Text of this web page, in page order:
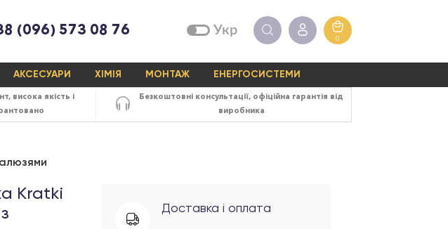
(096) 573 08 76 Укр
0
АКСЕСУАРИ ХІМІЯ МОНТАЖ ЕНЕРГОСИСТЕМИ
висока якість і
Безкоштовні консультації, офіційна гарантія від
виробника
Kratki
Доставка і оплата